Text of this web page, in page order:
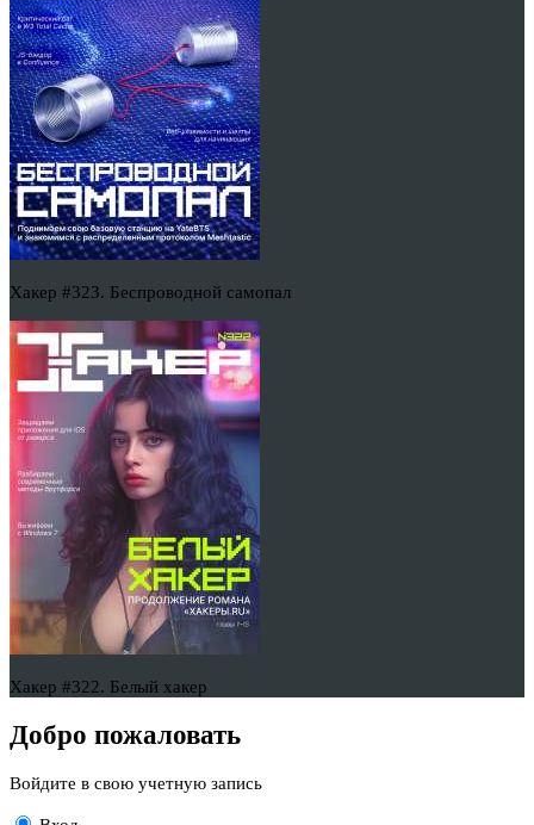
Хакер #323. Беспроводной самопал
Хакер #322. Белый хакер
Добро пожаловать
Войдите в свою учетную запись